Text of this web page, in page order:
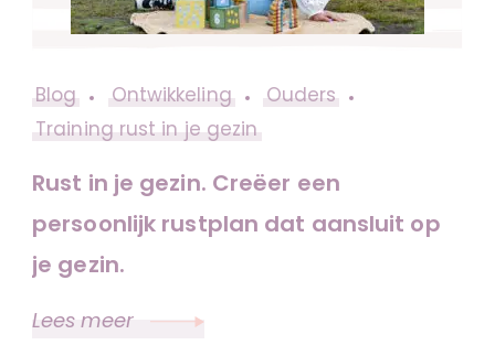
Blog Ontwikkeling
Ouders
Training rust in je gezin
Rust in je gezin. Creëer een
persoonlijk rustplan dat aansluit op
je gezin.
Lees meer